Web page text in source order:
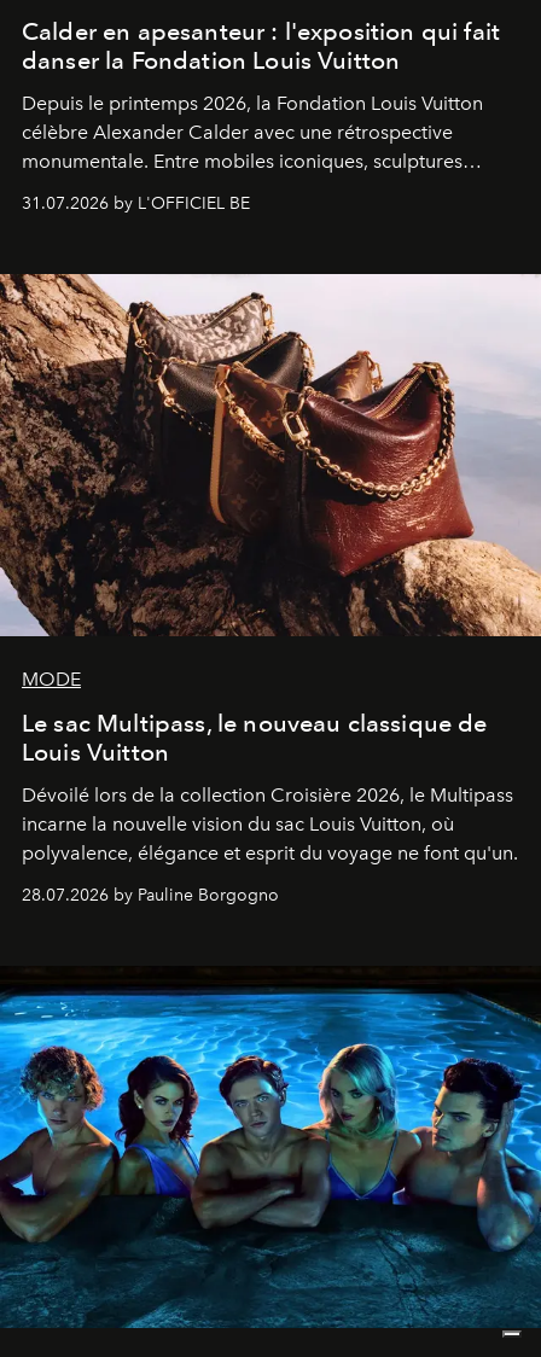
Calder en apesanteur : l'exposition qui fait
danser la Fondation Louis Vuitton
Depuis le printemps 2026, la Fondation Louis Vuitton
célèbre Alexander Calder avec une rétrospective
monumentale. Entre mobiles iconiques, sculptures
américain investit les espaces imaginés par Frank Gehry
sculpture.
31.07.2026 by L'OFFICIEL BE
MODE
Le sac Multipass, le nouveau classique de
Louis Vuitton
Dévoilé lors de la collection Croisière 2026, le Multipass
incarne la nouvelle vision du sac Louis Vuitton, où
polyvalence, élégance et esprit du voyage ne font qu'un.
28.07.2026 by Pauline Borgogno